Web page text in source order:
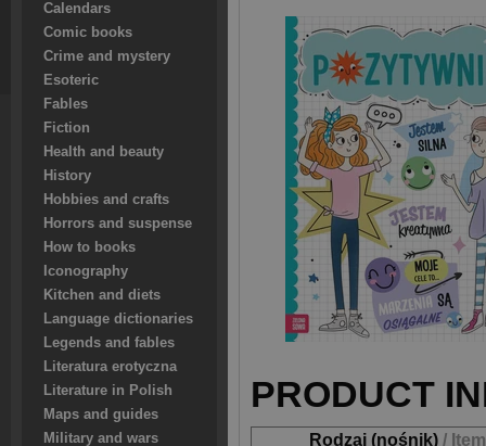
Calendars
Comic books
Crime and mystery
Esoteric
Fables
Fiction
Health and beauty
History
Hobbies and crafts
Horrors and suspense
How to books
Iconography
Kitchen and diets
Language dictionaries
Legends and fables
Literatura erotyczna
Literature in Polish
Maps and guides
Military and wars
PRODUCT
Rodzaj (nośnik) /